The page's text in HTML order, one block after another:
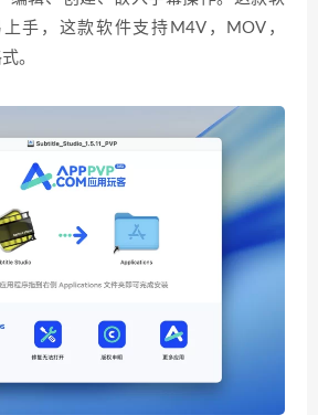
手，这款软件支持M4V，MOV，
。